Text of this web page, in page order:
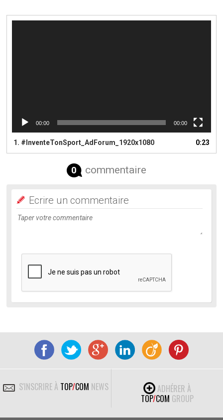
00:00 00:00
1. #InventeTonSport_AdForum_1920x1080 0:23
0 commentaire
Ecrire un commentaire
S'INSCRIRE À TOP/COM NEWS
ADHÉRER À
TOP/COM GROUP